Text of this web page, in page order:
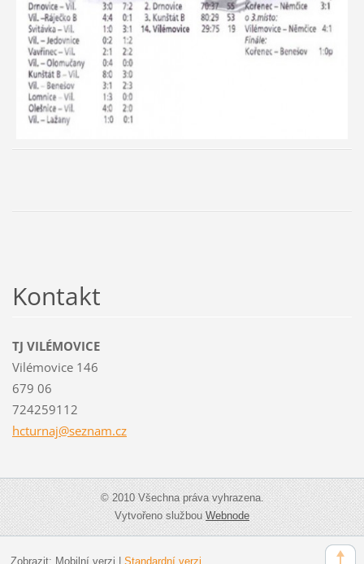
Kontakt
TJ VILÉMOVICE
Vilémovice 146
679 06
724259112
hcturnaj@seznam.cz
© 2010 Všechna práva vyhrazena.
Vytvořeno službouWebnode
Zobrazit: Mobilní verzi Standardní verzi